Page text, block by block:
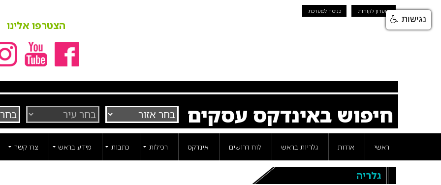
מועדון לקוחות כניסה למערכת
הצטרפו אלינו
חיפוש באינדקס עסקים
ראשי אודות גלריות בראש לוח דרושים אינדקס רכילות כתבות מידע בראש צרו קשר
גלריה
נגישות